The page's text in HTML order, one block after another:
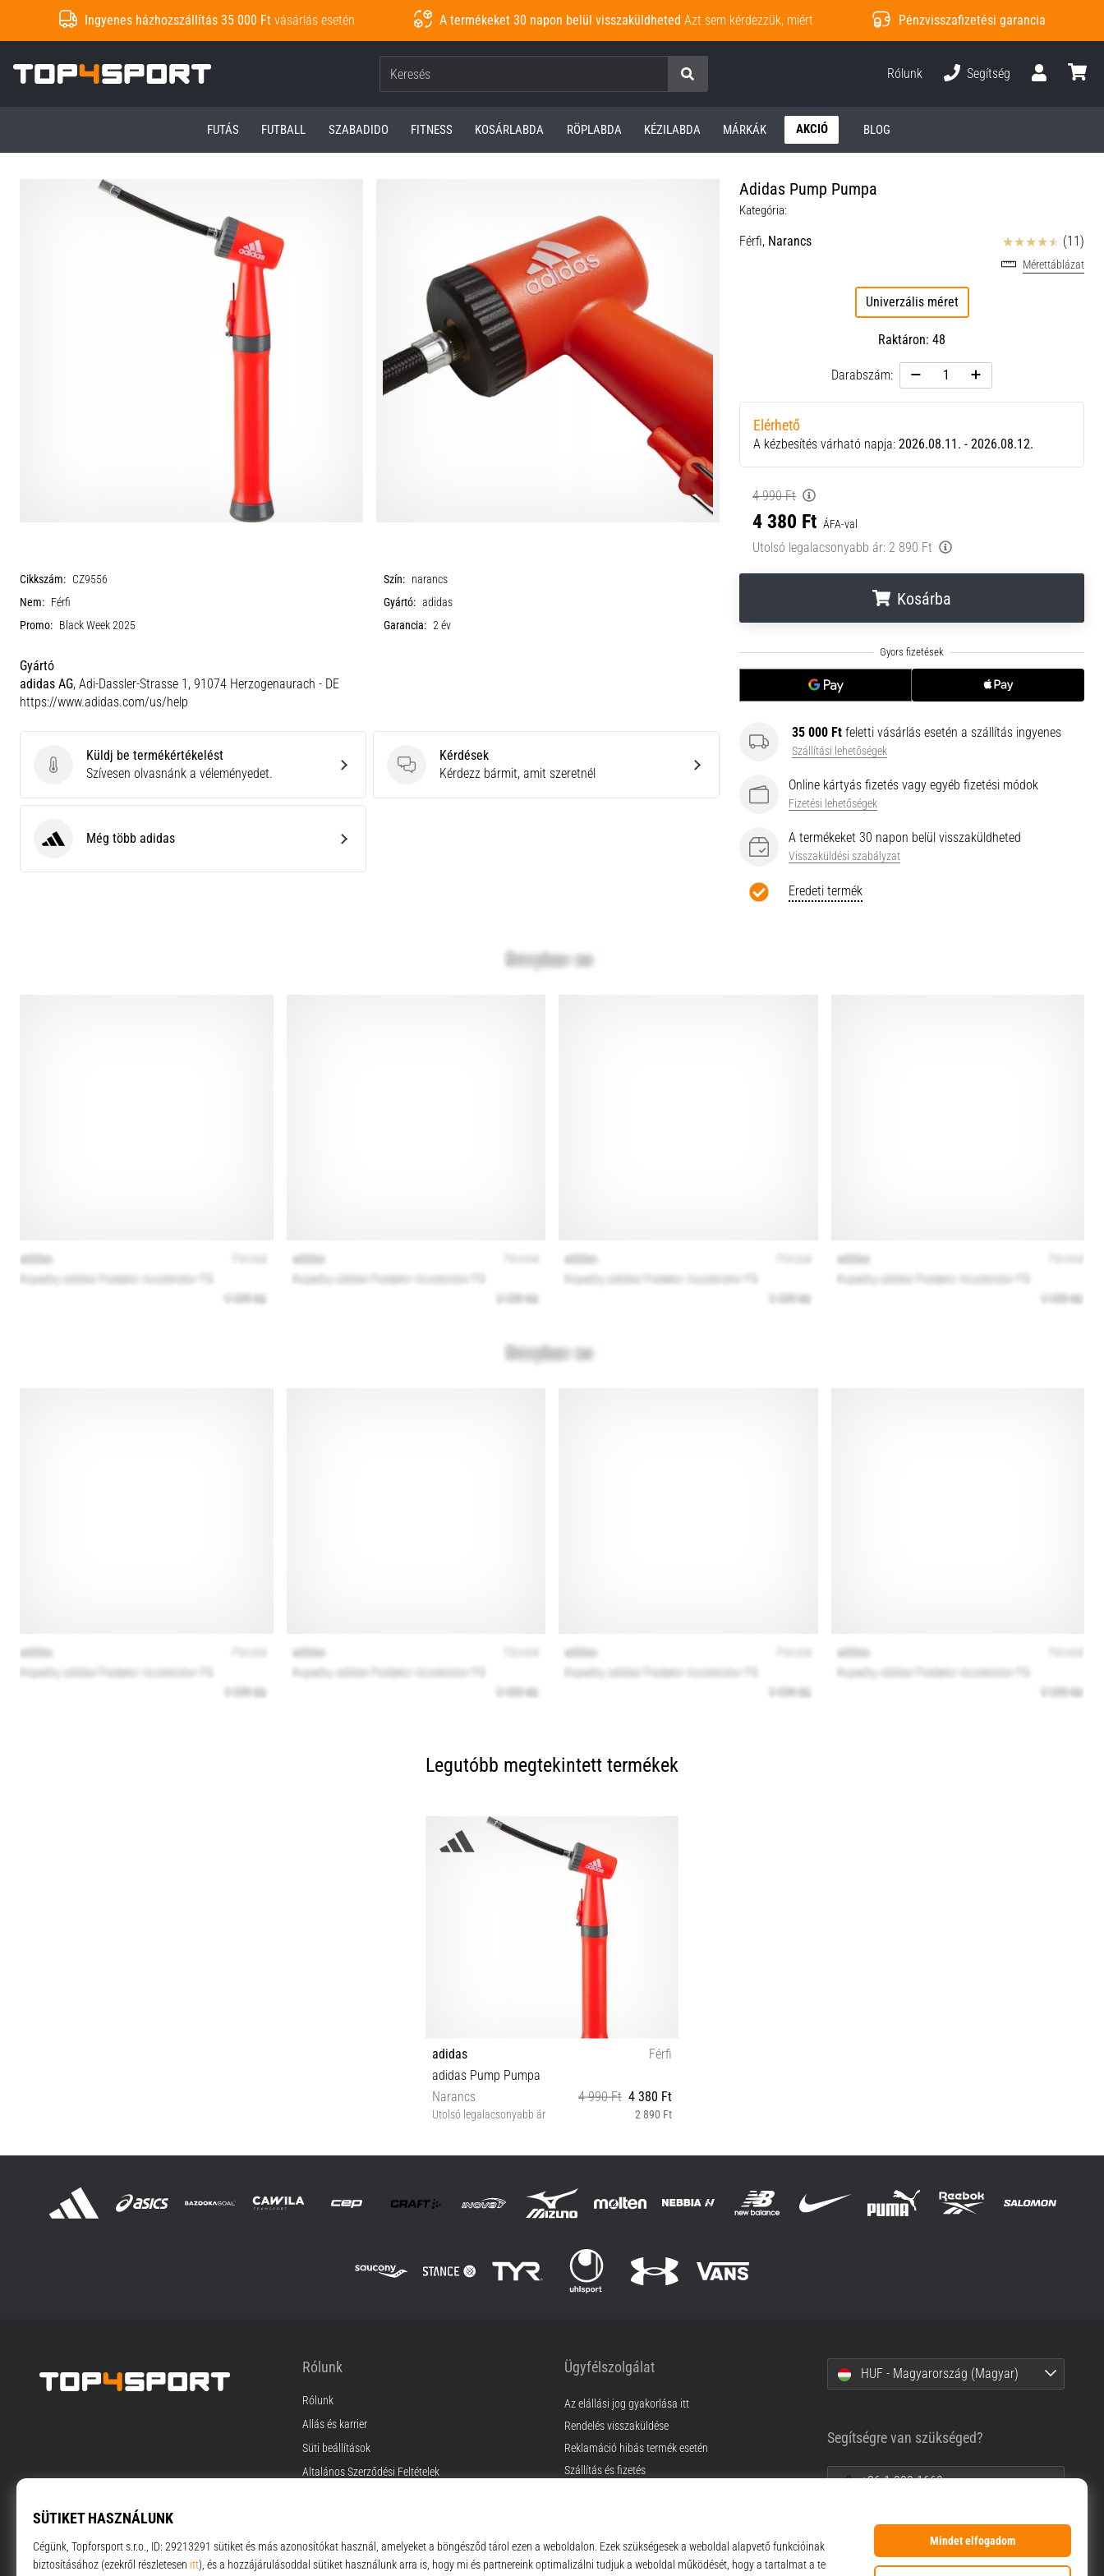
Ingyenes házhozszállítás 35 000 Ft vásárlás esetén A termékeket 30 napon belül visszaküldheted Azt sem kérdezzük, miért Pénzvisszafizetési garancia
Top4Sport.hu
Keresés
Rólunk
Segítség
FUTÁS FUTBALL SZABADIDO FITNESS KOSÁRLABDA RÖPLABDA KÉZILABDA MÁRKÁK AKCIÓ BLOG
Adidas Pump Pumpa
Kategória:
Férfi, Narancs Értékelés (11)
Mérettáblázat
Univerzális méret
Raktáron: 48
Darabszám:
Elérhető
A kézbesítés várható napja: 2026.08.11. - 2026.08.12.
4 990 Ft
4 380 Ft ÁFA-val
Utolsó legalacsonyabb ár: 2 890 Ft
Kosárba
..
35 000 Ft feletti vásárlás esetén a szállítás ingyenes
Szállítási lehetőségek
Online kártyás fizetés vagy egyéb fizetési módok
Fizetési lehetőségek
A termékeket 30 napon belül visszaküldheted
Visszaküldési szabályzat
Eredeti termék
Cikkszám: CZ9556 Szín: narancs
Nem: Férfi Gyártó: adidas
Promo: Black Week 2025 Garancia: 2 év
Gyártó
adidas AG, Adi-Dassler-Strasse 1, 91074 Herzogenaurach - DE
https://www.adidas.com/us/help
Küldj be termékértékelést
Küldj be termékértékelést
Szívesen olvasnánk a véleményedet.
Kérdések
Kérdések
Kérdezz bármit, amit szeretnél
adidas Még több adidas
Legutóbb megtekintett termékek
adidas
Férfi
adidas Pump Pumpa
Narancs
4 990 Ft 4 380 Ft
Utolsó legalacsonyabb ár 2 890 Ft
Univerzális méret
Rólunk
Rólunk
Állás és karrier
Süti beállítások
Általános Szerződési Feltételek
Ügyfélszolgálat
Az elállási jog gyakorlása itt
Rendelés visszaküldése
Reklamáció hibás termék esetén
Szállítás és fizetés
Adatvédelmi nyilatkozat
HUF - Magyarország (Magyar)
Segítségre van szükséged?
+36-1-999-1660